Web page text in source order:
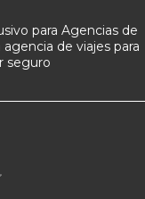
para Agencias de
de viajes para
seguro